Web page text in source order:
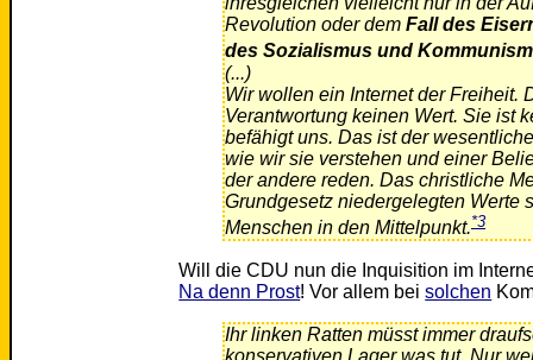
Revolution oder dem Fall des
des Sozialismus und
(...)
Wir wollen ein Internet der Freiheit.
Verantwortung keinen Wert. Sie ist
befähigt uns. Das ist der
wie wir sie verstehen und einer
der andere reden. Das christliche
Grundgesetz niedergelegten Werte
Menschen in den Mittelpunkt.*3
Will die CDU nun die Inquisition im
Na denn Prost! Vor allem beisolchen
Ihr linken Ratten müsst immer
konservativen Lager was tut. Nur